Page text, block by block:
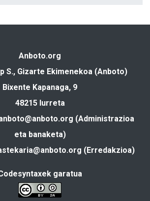
Anboto.org
S., Gizarte Ekimenekoa (Anboto)
Bixente Kapanaga, 9
48215 Iurreta
(Administrazioa
eta banaketa)
(Erredakzioa)
garatua